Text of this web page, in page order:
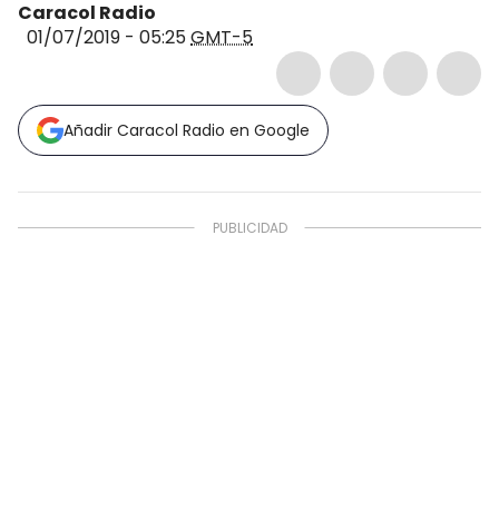
Caracol Radio
01/07/2019 - 05:25GMT-5
Añadir Caracol Radio en Google